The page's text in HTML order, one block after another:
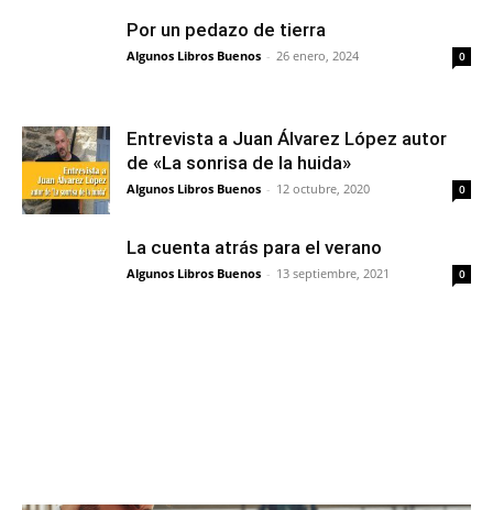
Por un pedazo de tierra
Algunos Libros Buenos - 26 enero, 2024 0
Entrevista a Juan Álvarez López autor
de «La sonrisa de la huida»
Algunos Libros Buenos - 12 octubre, 2020 0
La cuenta atrás para el verano
Algunos Libros Buenos - 13 septiembre, 2021 0